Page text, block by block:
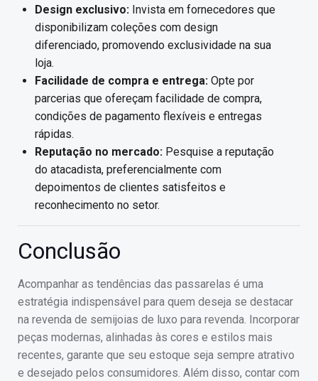
Design exclusivo: Invista em fornecedores que
disponibilizam coleções com design
diferenciado, promovendo exclusividade na sua
loja.
Facilidade de compra e entrega: Opte por
parcerias que ofereçam facilidade de compra,
condições de pagamento flexíveis e entregas
rápidas.
Reputação no mercado: Pesquise a reputação
do atacadista, preferencialmente com
depoimentos de clientes satisfeitos e
reconhecimento no setor.
Conclusão
Acompanhar as tendências das passarelas é uma
estratégia indispensável para quem deseja se destacar
na revenda de semijoias de luxo para revenda. Incorporar
peças modernas, alinhadas às cores e estilos mais
recentes, garante que seu estoque seja sempre atrativo
e desejado pelos consumidores. Além disso, contar com